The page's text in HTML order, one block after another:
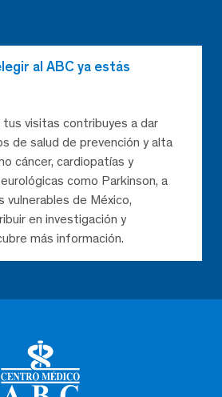
al ABC ya estás
tus visitas contribuyes a dar
de salud de prevención y alta
cáncer, cardiopatías y
como Parkinson, a
vulnerables de México,
en investigación y
más información.